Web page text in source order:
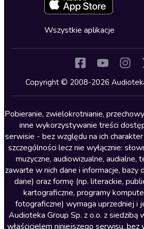
Kryminały
Lektury szkolne
Literatura anglojęzyczna
Literatura faktu
Literatura obyczajowa
Literatura piękna obca
Literatura piękna polska
Nagrania relaksacyjne
Nauka języków
Cykle audiobooków
Wszystkie aplikacje
Copyright © 2008-2026
Pobieranie, zwielokrotnianie,
inne wykorzystywanie treści
serwisie - bez względu na ich
szczególności lecz nie wyłącznie:
muzyczne, audiowizualne, audialne,
zawarte w nich dane i informacje, bazy
dane) oraz formę (np. literackie,
kartograficzne, programy
fotograficzne) wymaga uprzedniej i
Audioteka Group Sp. z o.o. z siedzibą
właścicielem niniejszego serwisu, bez